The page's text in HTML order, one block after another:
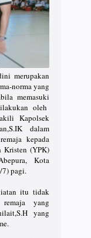
merupakan
norma yang
memasuki
oleh
Kapolsek
dalam
kepada
Kristen (YPK)
Kota
7) pagi.
itu tidak
yang
yang